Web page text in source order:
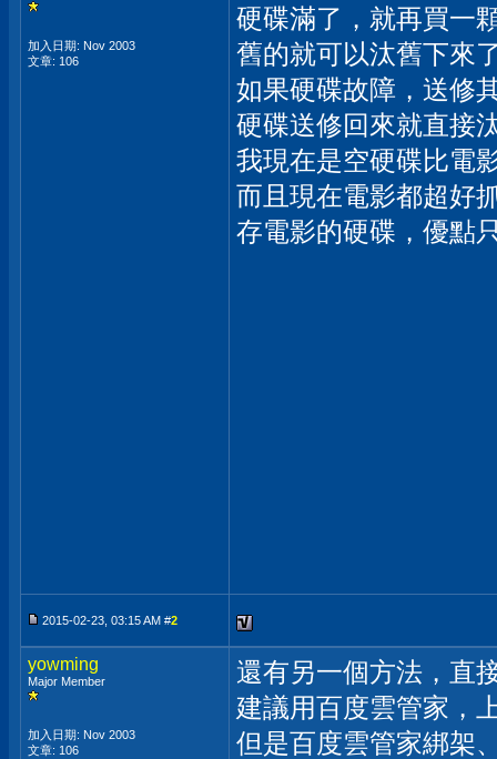
加入日期: Nov 2003
文章: 106
硬碟滿了，就再買一
舊的就可以汰舊下來
如果硬碟故障，送修
硬碟送修回來就直接
我現在是空硬碟比電
而且現在電影都超好
存電影的硬碟，優點
2015-02-23, 03:15 AM #2
yowming
Major Member
加入日期: Nov 2003
文章: 106
還有另一個方法，直
建議用百度雲管家，
但是百度雲管家綁架